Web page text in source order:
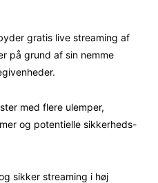
gratis live streaming af
på grund af sin nemme
med flere ulemper,
og potentielle sikkerheds-
sikker streaming i høj